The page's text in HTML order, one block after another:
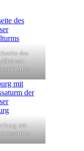
des
mit